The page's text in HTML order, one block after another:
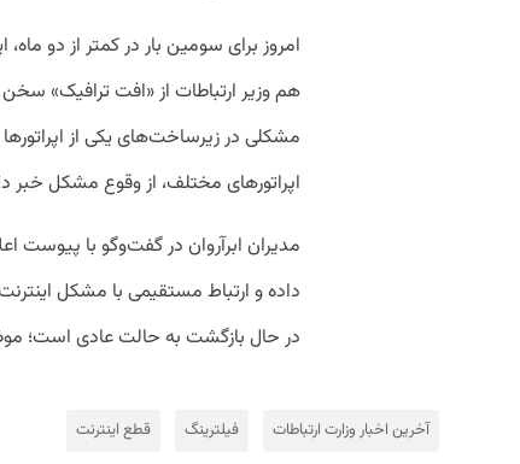
امروز برای سومین بار در کمتر از دو
هم وزیر ارتباطات از «افت ترافیک»
مشکلی در زیرساخت‌های یکی از
اپراتورهای مختلف، از وقوع مشکل خبر
مدیران ابرآروان در گفت‌وگو با پیوست
داده و ارتباط مستقیمی با مشکل
در حال بازگشت به حالت عادی است؛
آخرین اخبار وزارت ارتباطات فیلترینگ قطع اینترنت